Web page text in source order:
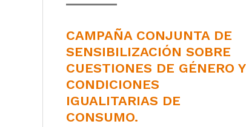
CAMPAÑA CONJUNTA DE
SENSIBILIZACIÓN SOBRE
CUESTIONES DE GÉNERO Y
CONDICIONES
IGUALITARIAS DE
CONSUMO.